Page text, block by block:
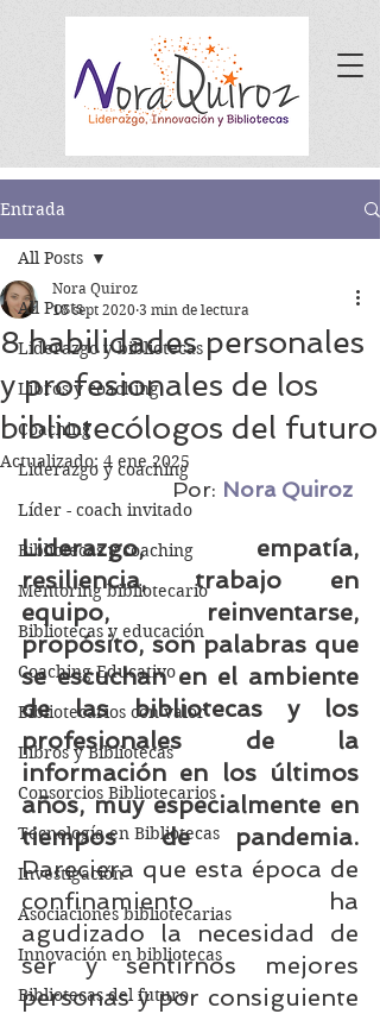
Entrada
All Posts
Liderazgo y bibliotecas
Libros y coaching
Coaching
Liderazgo y coaching
Líder - coach invitado
Bibliotecas y coaching
Mentoring bibliotecario
Bibliotecas y educación
Coaching Educativo
Bibliotecarios con valor
Libros y Bibliotecas
Consorcios Bibliotecarios
Tecnología en Bibliotecas
Investigación
Asociaciones bibliotecarias
Innovación en bibliotecas
Bibliotecas del futuro
All Posts
8 habilidades personales
y profesionales de los
bibliotecólogos del futuro
Nora Quiroz
18 sept 2020 3 min de lectura
Actualizado: 4 ene 2025
Por: Nora Quiroz
Liderazgo, empatía,
resiliencia, trabajo en
equipo, reinventarse,
propósito, son palabras que
se escuchan en el ambiente
de las bibliotecas y los
profesionales de la
información en los últimos
años, muy especialmente en
tiempos de pandemia.
Pareciera que esta época de
confinamiento ha
agudizado la necesidad de
ser y sentirnos mejores
personas y por consiguiente